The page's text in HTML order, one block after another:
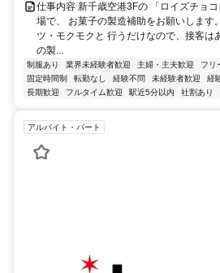
仕事内容 新千歳空港3Fの 「ロイズチョ
場で、 お菓子の製造補助をお願いします
ツ・モクモクと 行うだけなので、接客は
の製...
制服あり 業界未経験者歓迎 主婦・主夫歓迎 フリ
固定時間制
転勤なし 経験不問 未経験者歓迎 経
長期歓迎
フルタイム歓迎 駅近5分以内 社割あり
アルバイト・パート